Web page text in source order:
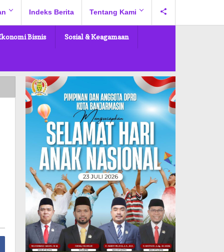
Indeks Berita Tentang Kami
Bisnis Sosial & Keagamaan